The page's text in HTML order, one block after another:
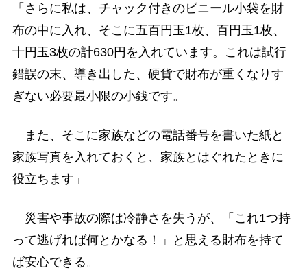
「さらに私は、チャック付きのビニール小袋を財
布の中に入れ、そこに五百円玉1枚、百円玉1枚、
十円玉3枚の計630円を入れています。これは試行
錯誤の末、導き出した、硬貨で財布が重くなりす
ぎない必要最小限の小銭です。
また、そこに家族などの電話番号を書いた紙と
家族写真を入れておくと、家族とはぐれたときに
役立ちます」
災害や事故の際は冷静さを失うが、「これ1つ持
って逃げれば何とかなる！」と思える財布を持て
ば安心できる。